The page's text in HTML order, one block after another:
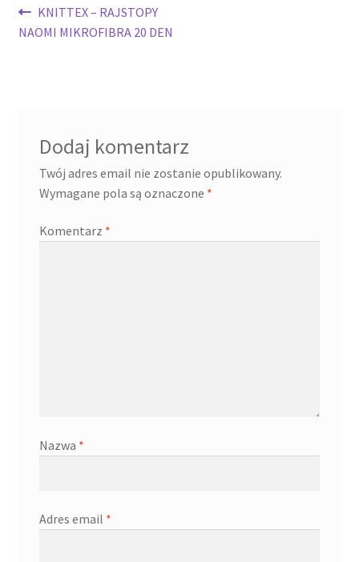
Nawigacja
wpisu
Poprzedni
wpis:
KNITTEX – RAJSTOPY
NAOMI MIKROFIBRA 20 DEN
Dodaj komentarz
Twój adres email nie zostanie opublikowany.
Wymagane pola są oznaczone *
Komentarz *
Nazwa *
Adres email *